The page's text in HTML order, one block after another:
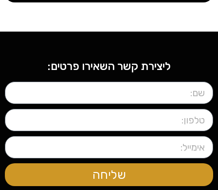
ליצירת קשר השאירו פרטים:
שליחה